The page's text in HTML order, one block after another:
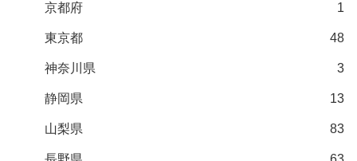
京都府 1
東京都 48
神奈川県 3
静岡県 13
山梨県 83